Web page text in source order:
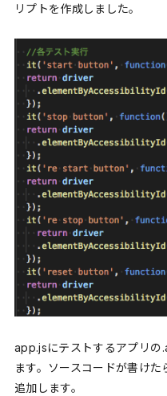
リプトを作成しました。
app.jsにテストするアプリの
ます。ソースコードが書け
追加します。